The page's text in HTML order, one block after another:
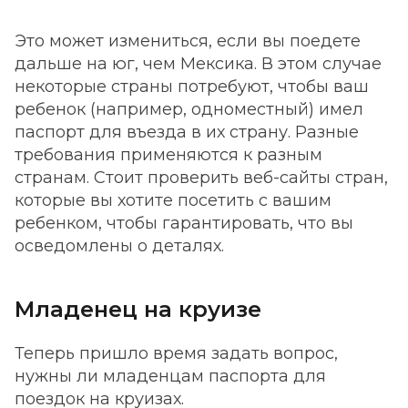
Это может измениться, если вы поедете
дальше на юг, чем Мексика. В этом случае
некоторые страны потребуют, чтобы ваш
ребенок (например, одноместный) имел
паспорт для въезда в их страну. Разные
требования применяются к разным
странам. Стоит проверить веб-сайты стран,
которые вы хотите посетить с вашим
ребенком, чтобы гарантировать, что вы
осведомлены о деталях.
Младенец на круизе
Теперь пришло время задать вопрос,
нужны ли младенцам паспорта для
поездок на круизах.